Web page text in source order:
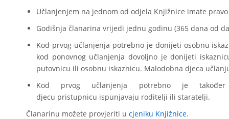
Učlanjenjem na jednom od odjela Knjižnice imate
Godišnja članarina vrijedi jednu godinu (365 dana od
Kod prvog učlanjenja potrebno je donijeti osobnu
kod ponovnog učlanjenja dovoljno je donijeti
putovnicu ili osobnu iskaznicu. Malodobna djeca
Kod prvog učlanjenja potrebno je
djecu pristupnicu ispunjavaju roditelji ili staratelji.
Članarinu možete provjeriti u cjeniku Knjižnice.